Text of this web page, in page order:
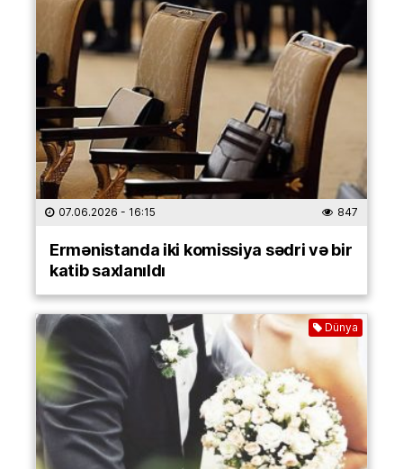
07.06.2026 - 16:15 847
Ermənistanda iki komissiya sədri və bir
katib saxlanıldı
Dünya